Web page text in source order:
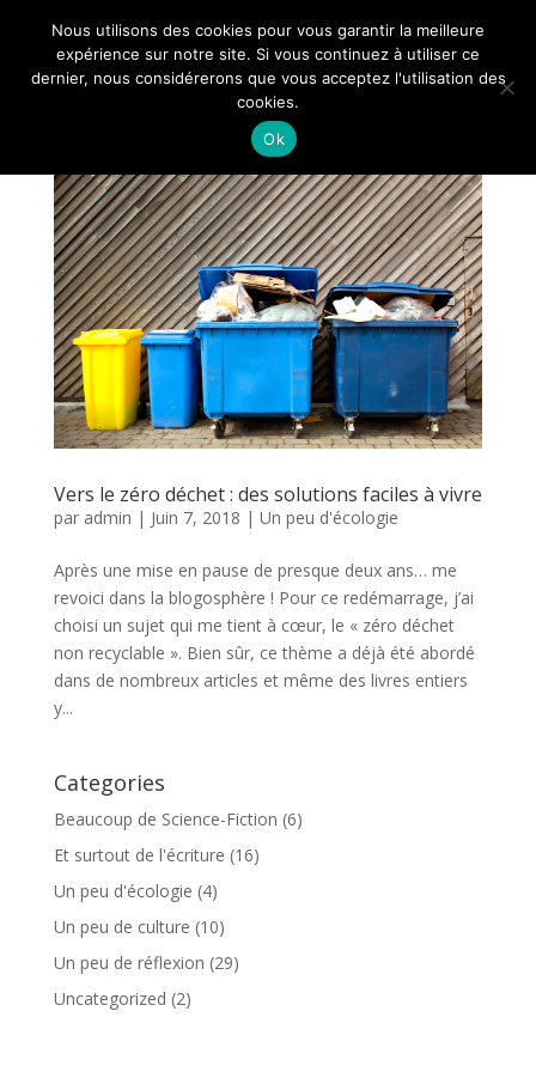
Vers le zéro déchet : des solutions faciles à vivre
par admin | Juin 7, 2018 | Un peu d'écologie
Après une mise en pause de presque deux ans… me
revoici dans la blogosphère ! Pour ce redémarrage, j’ai
choisi un sujet qui me tient à cœur, le « zéro déchet
non recyclable ». Bien sûr, ce thème a déjà été abordé
dans de nombreux articles et même des livres entiers
y...
Categories
Beaucoup de Science-Fiction (6)
Et surtout de l'écriture (16)
Un peu d'écologie (4)
Un peu de culture (10)
Un peu de réflexion (29)
Uncategorized (2)
Nous utilisons des cookies pour vous garantir la meilleure
expérience sur notre site. Si vous continuez à utiliser ce
dernier, nous considérerons que vous acceptez l'utilisation des
cookies.
Ok